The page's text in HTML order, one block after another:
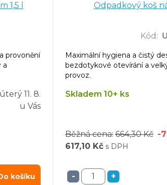
1,5 l
provonění
a
11. 8.
u Vás
košíku
Odpadkový koš
Kód :
Maximální hygiena a čistý
bezdotykové otevírání a
provoz.
Skladem 10+ ks
Běžná cena: 664,30 Kč -
617,10 Kč s DPH
- +